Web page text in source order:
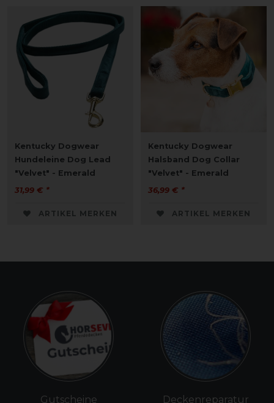
Kentucky Dogwear
Hundeleine Dog Lead
"Velvet" - Emerald
31,99 € *
ARTIKEL MERKEN
Kentucky Dogwear
Halsband Dog Collar
"Velvet" - Emerald
36,99 € *
ARTIKEL MERKEN
Gutscheine Deckenreparatur